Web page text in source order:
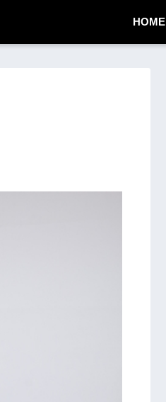
HOME